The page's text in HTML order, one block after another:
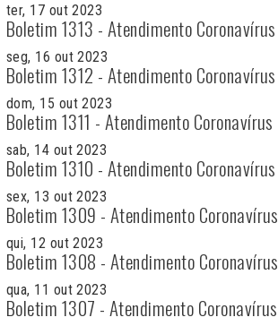
ter, 17 out 2023
Boletim 1313 - Atendimento Coronavírus
seg, 16 out 2023
Boletim 1312 - Atendimento Coronavírus
dom, 15 out 2023
Boletim 1311 - Atendimento Coronavírus
sab, 14 out 2023
Boletim 1310 - Atendimento Coronavírus
sex, 13 out 2023
Boletim 1309 - Atendimento Coronavírus
qui, 12 out 2023
Boletim 1308 - Atendimento Coronavírus
qua, 11 out 2023
Boletim 1307 - Atendimento Coronavírus